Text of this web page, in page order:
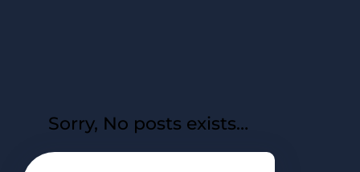
Sorry, No posts exists…